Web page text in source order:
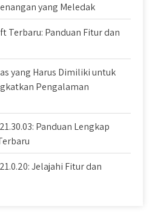
yang Meledak
Terbaru: Panduan Fitur dan
yang Harus Dimiliki untuk
Pengalaman
Panduan Lengkap
Jelajahi Fitur dan